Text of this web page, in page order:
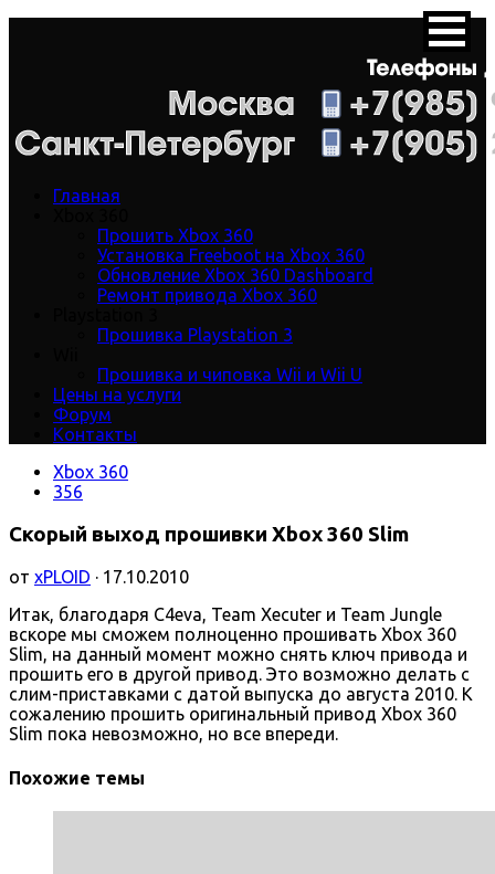
Главная
Прошить Xbox 360
Установка Freeboot на Xbox 360
Обновление Xbox 360 Dashboard
Ремонт привода Xbox 360
Прошивка Playstation 3
Прошивка и чиповка Wii и Wii U
Цены на услуги
Форум
Контакты
Xbox 360
356
Скорый выход прошивки Xbox 360 Slim
от xPLOID · 17.10.2010
Итак, благодаря C4eva, Team Xecuter и Team Jungle
вскоре мы сможем полноценно прошивать Xbox 360
Slim, на данный момент можно снять ключ привода и
прошить его в другой привод. Это возможно делать с
слим-приставками с датой выпуска до августа 2010. К
сожалению прошить оригинальный привод Xbox 360
Slim пока невозможно, но все впереди.
Похожие темы